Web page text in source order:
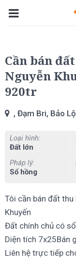
Cần bán
Nguyễn
920tr
, Đạm Bri, Bảo
Loại hình:
Đất lớn
Pháp lý:
Sổ hồng
Tôi cần bán đất
Khuyến
Đất chính chủ có
Diện tích 7x25Bán
Liên hệ trực tiếp